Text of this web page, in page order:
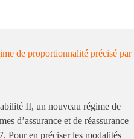
de proportionnalité précisé par
II, un nouveau régime de
d’assurance et de réassurance
Pour en préciser les modalités